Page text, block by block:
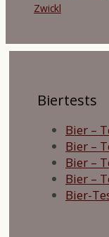
Zwickl
Biertests
Bier –
Bier –
Bier –
Bier –
Bier-